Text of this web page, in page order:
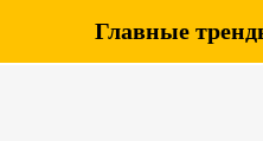
Главные